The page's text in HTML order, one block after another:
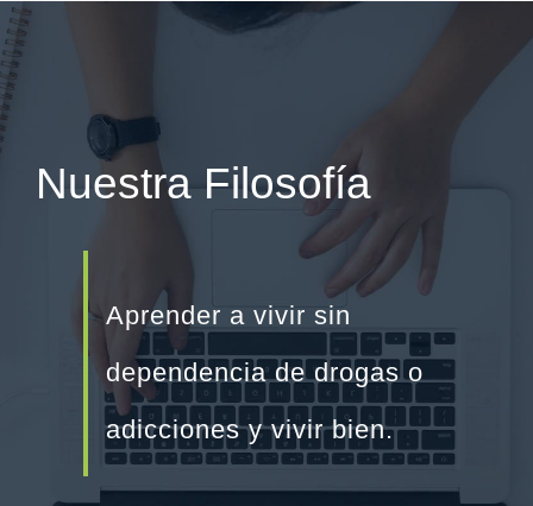
Nuestra Filosofía
Aprender a vivir sin
dependencia de drogas o
adicciones y vivir bien.